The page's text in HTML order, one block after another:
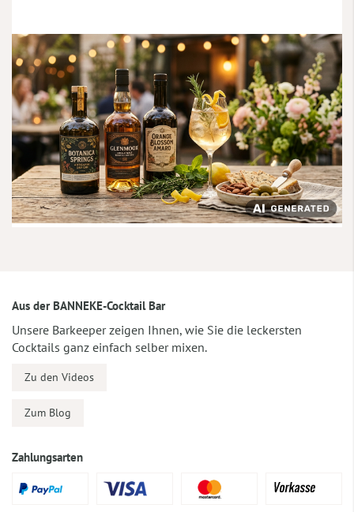
Aus der BANNEKE-Cocktail Bar
Unsere Barkeeper zeigen Ihnen, wie Sie die leckersten
Cocktails ganz einfach selber mixen.
Zu den Videos
Zum Blog
Zahlungsarten